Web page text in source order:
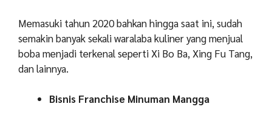
Memasuki tahun 2020 bahkan hingga saat ini, sudah
semakin banyak sekali waralaba kuliner yang menjual
boba menjadi terkenal seperti Xi Bo Ba, Xing Fu Tang,
dan lainnya.
Bisnis Franchise Minuman Mangga